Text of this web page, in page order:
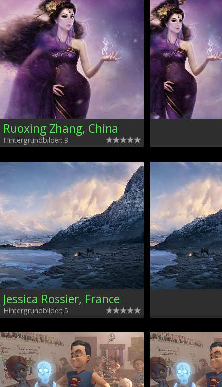
Ruoxing Zhang, China
Hintergrundbilder: 9
Jessica Rossier, France
Hintergrundbilder: 5